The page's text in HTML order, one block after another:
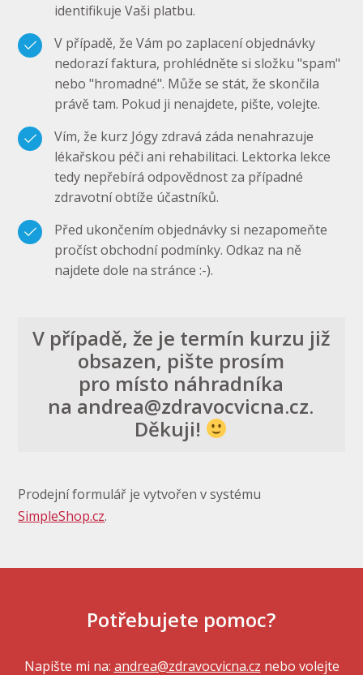
identifikuje Vaši platbu.
V případě, že Vám po zaplacení objednávky
nedorazí faktura, prohlédněte si složku "spam"
nebo "hromadné". Může se stát, že skončila
právě tam. Pokud ji nenajdete, pište, volejte.
Vím, že kurz Jógy zdravá záda nenahrazuje
lékařskou péči ani rehabilitaci. Lektorka lekce
tedy nepřebírá odpovědnost za případné
zdravotní obtíže účastníků.
Před ukončením objednávky si nezapomeňte
pročíst obchodní podmínky. Odkaz na ně
najdete dole na stránce :-).
V případě, že je termín kurzu již
obsazen, pište prosím
pro místo náhradníka
na andrea@zdravocvicna.cz.
Děkuji!
Prodejní formulář je vytvořen v systému
SimpleShop.cz.
Potřebujete pomoc?
Napište mi na: andrea@zdravocvicna.cz nebo volejte